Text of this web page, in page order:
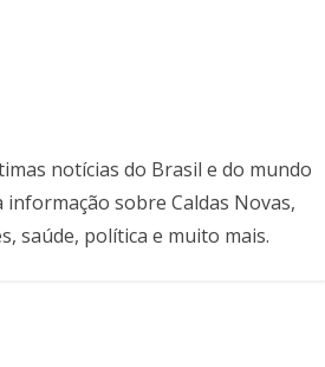
notícias do Brasil e do mundo
informação sobre Caldas Novas,
saúde, política e muito mais.